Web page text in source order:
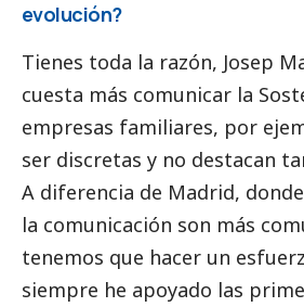
evolución?
Tienes toda la razón, Josep
cuesta más comunicar la
empresas familiares, por
ser discretas y no destacan
A diferencia de Madrid,
la comunicación son más
tenemos que hacer un
siempre he apoyado las